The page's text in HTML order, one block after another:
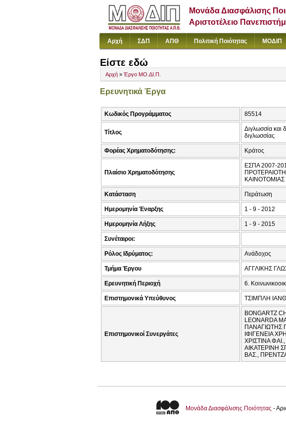
Μονάδα Διασφάλισης
Αριστοτέλειο
Αρχή ΣΔΠ ΑΠΘ Πολιτική Ποιότητας ΜΟΔΙΠ
Είστε εδώ
Αρχή » Έργο ΜΟ.ΔΙ.Π.
Ερευνητικά Έργα
Κωδικός Προγράμματος 85514
Τίτλος
Διγλωσσία και
διγλωσσίας
Φορέας Χρηματοδότησης: Κράτος
Πλαίσιο Χρηματοδότησης
ΕΣΠΑ 2007-
Κατάσταση Περάτωση
Ημερομηνία Έναρξης 1 - 9 - 2012
Ημερομηνία Λήξης 1 - 9 - 2015
Συνέταιροι:
Ρόλος Ιδρύματος: Ανάδοχος
Τμήμα Έργου ΑΓΓΛΙΚΗΣ
Ερευνητική Περιοχή 6.
Επιστημονικά Υπεύθυνος ΤΣΙΜΠΛΗ
Επιστημονικοί Συνεργάτες
BONGARTZ
LEONARDA
ΠΑΝΑΓΙΩΤΗΣ
ΙΦΙΓΕΝΕΙΑ
ΧΡΙΣΤΙΝΑ
ΑΙΚΑΤΕΡΙΝΗ
ΒΑΣ.,
Μονάδα Διασφάλισης Ποιότητας -